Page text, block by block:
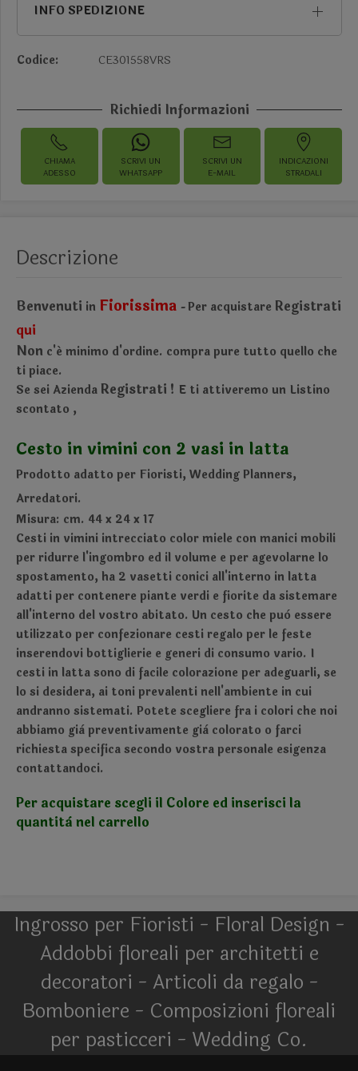
INFO SPEDIZIONE
Codice: CE301558VRS
Richiedi Informazioni
CHIAMA
ADESSO
SCRIVI UN
WHATSAPP
SCRIVI UN
E-MAIL
INDICAZIONI
STRADALI
Descrizione
Benvenuti in Fiorissima - Per acquistare Registrati
qui
Non c'é minimo d'ordine. compra pure tutto quello che
ti piace.
Se sei Azienda Registrati ! E ti attiveremo un Listino
scontato ,
Cesto in vimini con 2 vasi in latta
Prodotto adatto per Fioristi, Wedding Planners,
Arredatori.
Misura: cm. 44 x 24 x 17
Cesti in vimini intrecciato color miele con manici mobili
per ridurre l'ingombro ed il volume e per agevolarne lo
spostamento, ha 2 vasetti conici all'interno in latta
adatti per contenere piante verdi e fiorite da sistemare
all'interno del vostro abitato. Un cesto che può essere
utilizzato per confezionare cesti regalo per le feste
inserendovi bottiglierie e generi di consumo vario. I
cesti in latta sono di facile colorazione per adeguarli, se
lo si desidera, ai toni prevalenti nell'ambiente in cui
andranno sistemati. Potete scegliere fra i colori che noi
abbiamo già preventivamente già colorato o farci
richiesta specifica secondo vostra personale esigenza
contattandoci.
Per acquistare scegli il Colore ed inserisci la
quantità nel carrello
Ingrosso per Fioristi - Floral Design -
Addobbi floreali per architetti e
decoratori - Articoli da regalo -
Bomboniere - Composizioni floreali
per pasticceri - Wedding Co.